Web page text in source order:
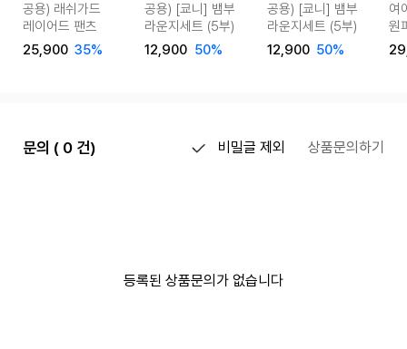
공용) 래쉬가드
레이어드 팬츠
25,900 35%
공용) [쿄니] 뱀부
라운지세트 (5부)
12,900 50%
공용) [쿄니] 뱀부
라운지세트 (5부)
12,900 50%
여
원
문의 ( 0 건) 비밀글 제외 상품문의하기
등록된 상품문의가 없습니다